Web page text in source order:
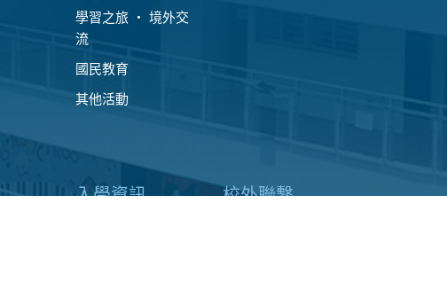
學習之旅 ‧ 境外交
流
國民教育
其他活動
入學資訊 校外聯繫